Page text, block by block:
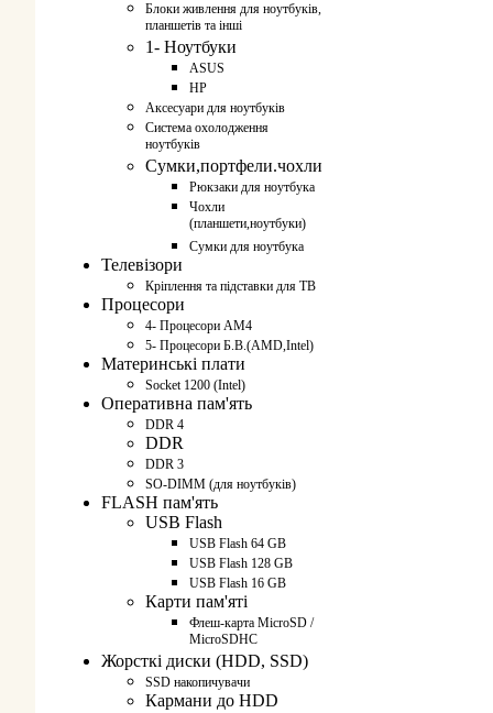
Блоки живлення для ноутбуків,
планшетів та інші
1- Ноутбуки
ASUS
HP
Аксесуари для ноутбуків
Система охолодження
ноутбуків
Сумки,портфели.чохли
Рюкзаки для ноутбука
Чохли
(планшети,ноутбуки)
Сумки для ноутбука
Телевізори
Кріплення та підставки для ТВ
Процесори
4- Процесори AM4
5- Процесори Б.В.(AMD,Intel)
Материнські плати
Socket 1200 (Intel)
Оперативна пам'ять
DDR 4
DDR
DDR 3
SO-DIMM (для ноутбуків)
FLASH пам'ять
USB Flash
USB Flash 64 GB
USB Flash 128 GB
USB Flash 16 GB
Карти пам'яті
Флеш-карта MicroSD /
MicroSDHC
Жорсткі диски (HDD, SSD)
SSD накопичувачи
Кармани до HDD